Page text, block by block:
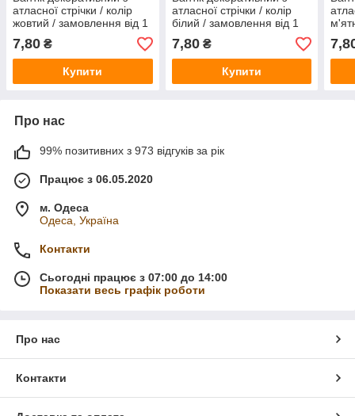
атласної стрічки / колір
жовтий / замовлення від 1
упаковки (20 штук)
7,80 ₴
Купити
атласної стрічки / колір
білий / замовлення від 1
упаковки (20 штук)
7,80₴
Купити
Про нас
99% позитивних з 973 відгуків за рік
Працює з 06.05.2020
м. Одеса
Одеса, Україна
Контакти
Сьогодні працює з 07:00 до 14:00
Показати весь графік роботи
Про нас
Контакти